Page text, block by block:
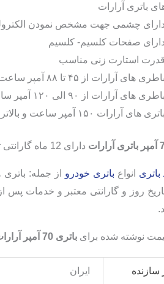
باتری آرارات
دارای چشمی جهت مشخص نمودن
دارای صفحات کلسیم- کلسیم
قدرت استارت زنی مناسب
باطری های آرارات از ۴۵ تا ۸۸ آمپر ساعت ۱۲ ماه گارانتی پس از تاریخ فروش یا شروع گارانتی
باطری های آرارات از ۹۰ الی ۱۲۰ آمپر ساعت ۹ ماه گارانتی پس از تاریخ فروش یا شروع گارانتی
باتری های آرارات ۱۵۰ آمپر ساعت و بالاتر شامل ۶ ماه گارانتی پس از تاریخ فروش یا شروع گارانتی
دارای 12 ماه گارانتی تعویض با رعایت شرایط گارانتی می باشد.
باتری انواع باتری خودرو از جمله: باتری
نوشته شده برای باتری 70 آمپر آرارات ویستا الکتریک رایکا
ایران